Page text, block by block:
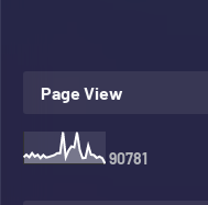
Page View
90781